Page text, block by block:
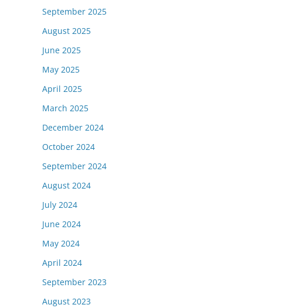
September 2025
August 2025
June 2025
May 2025
April 2025
March 2025
December 2024
October 2024
September 2024
August 2024
July 2024
June 2024
May 2024
April 2024
September 2023
August 2023